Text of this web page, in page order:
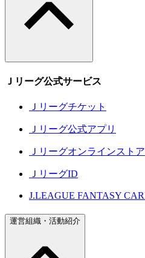
Ｊリーグ公式サービス
Ｊリーグチケット
Ｊリーグ公式アプリ
Ｊリーグオンラインストア
ＪリーグID
J.LEAGUE FANTASY
運営組織・活動紹介